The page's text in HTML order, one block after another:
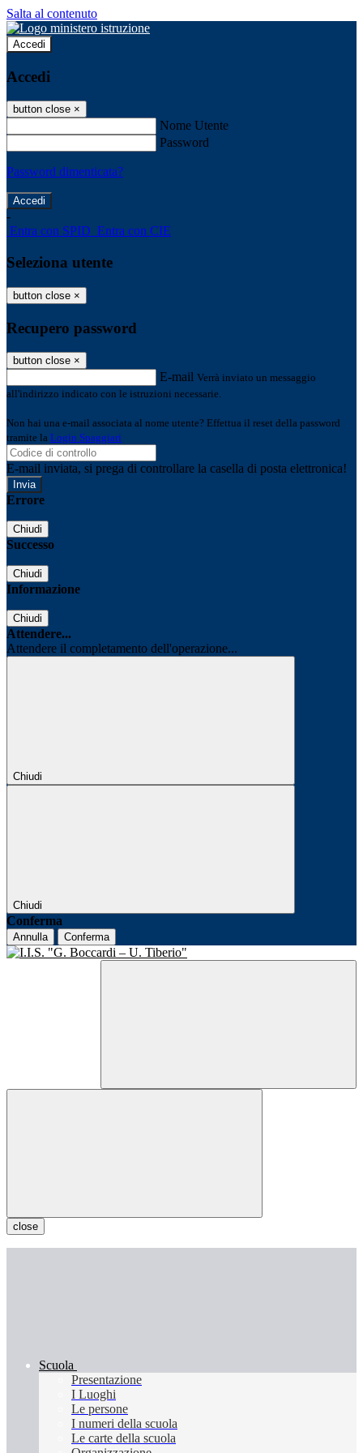
Salta al contenuto
Accedi
Accedi
button close ×
Nome Utente
Password
Password dimenticata?
-
Entra con SPID Entra con CIE
Seleziona utente
button close ×
Recupero password
button close ×
E-mail Verrà inviato un messaggio
all'indirizzo indicato con le istruzioni necessarie.
Non hai una e-mail associata al nome utente? Effettua il reset della password
tramite la Login Spaggiari
E-mail inviata, si prega di controllare la casella di posta elettronica!
Errore
Chiudi
Successo
Chiudi
Informazione
Chiudi
Attendere...
Attendere il completamento dell'operazione...
Chiudi
Chiudi
Conferma
Annulla Conferma
close
Scuola
Presentazione
I Luoghi
Le persone
I numeri della scuola
Le carte della scuola